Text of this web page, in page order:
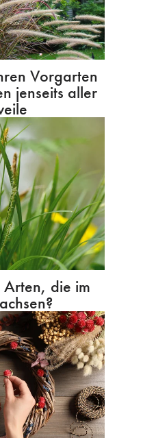
Vorgarten
jenseits aller
die im